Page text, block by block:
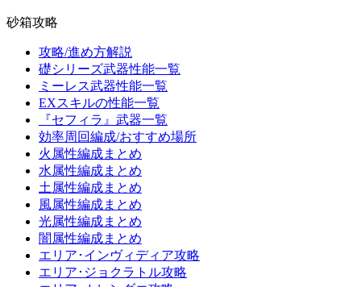
砂箱攻略
攻略/進め方解説
礎シリーズ武器性能一覧
ミーレス武器性能一覧
EXスキルの性能一覧
『セフィラ』武器一覧
効率周回編成/おすすめ場所
火属性編成まとめ
水属性編成まとめ
土属性編成まとめ
風属性編成まとめ
光属性編成まとめ
闇属性編成まとめ
エリア･インヴィディア攻略
エリア･ジョクラトル攻略